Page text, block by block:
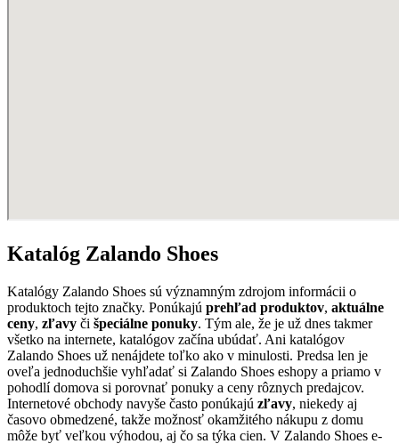
Katalóg Zalando Shoes
Katalógy Zalando Shoes sú významným zdrojom informácii o
produktoch tejto značky. Ponúkajú prehľad produktov, aktuálne
ceny, zľavy či špeciálne ponuky. Tým ale, že je už dnes takmer
všetko na internete, katalógov začína ubúdať. Ani katalógov
Zalando Shoes už nenájdete toľko ako v minulosti. Predsa len je
oveľa jednoduchšie vyhľadať si Zalando Shoes eshopy a priamo v
pohodlí domova si porovnať ponuky a ceny rôznych predajcov.
Internetové obchody navyše často ponúkajú zľavy, niekedy aj
časovo obmedzené, takže možnosť okamžitého nákupu z domu
môže byť veľkou výhodou, aj čo sa týka cien. V Zalando Shoes e-